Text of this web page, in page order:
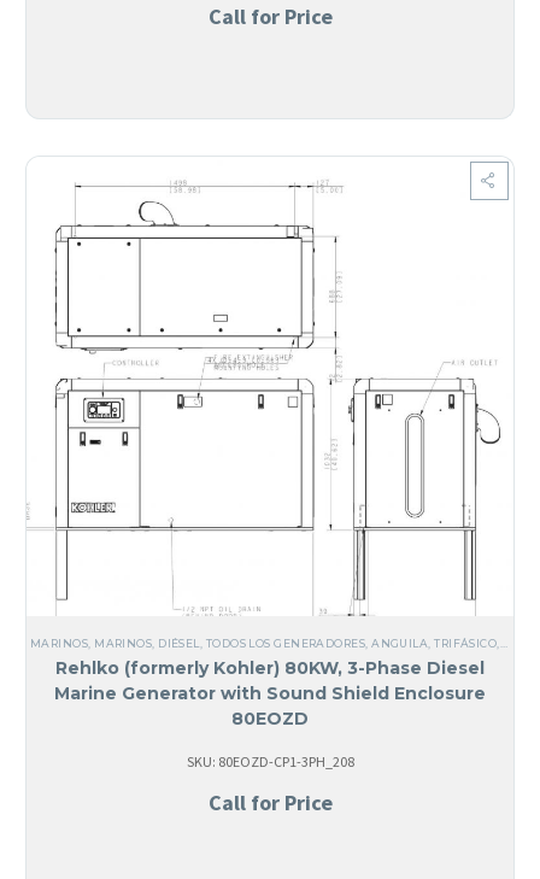
Call for Price
MARINOS MARINOS DIÉSEL TODOS LOS GENERADORES ,ANGUILA ,TRIFÁSICO
Rehlko (formerly Kohler) 80KW, 3-Phase Diesel
Marine Generator with Sound Shield Enclosure
80EOZD
SKU: 80EOZD-CP1-3PH_208
Call for Price